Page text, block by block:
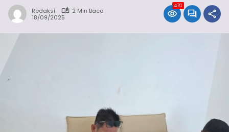
Redaksi
2 Min Baca
18/09/2025
470